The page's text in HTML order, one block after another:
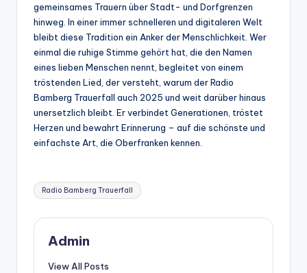
gemeinsames Trauern über Stadt- und Dorfgrenzen
hinweg. In einer immer schnelleren und digitaleren Welt
bleibt diese Tradition ein Anker der Menschlichkeit. Wer
einmal die ruhige Stimme gehört hat, die den Namen
eines lieben Menschen nennt, begleitet von einem
tröstenden Lied, der versteht, warum der Radio
Bamberg Trauerfall auch 2025 und weit darüber hinaus
unersetzlich bleibt. Er verbindet Generationen, tröstet
Herzen und bewahrt Erinnerung – auf die schönste und
einfachste Art, die Oberfranken kennen.
Tags:
Radio Bamberg Trauerfall
Admin
View All Posts